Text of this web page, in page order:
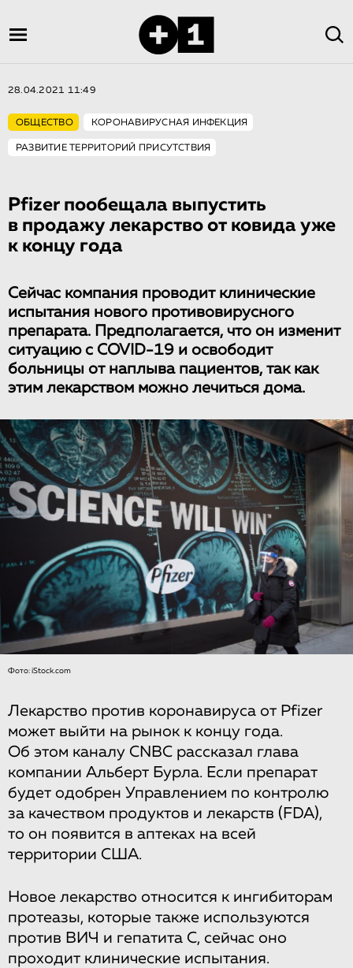
28.04.2021 11:49
ОБЩЕСТВО КОРОНАВИРУСНАЯ ИНФЕКЦИЯ
РАЗВИТИЕ ТЕРРИТОРИЙ ПРИСУТСТВИЯ
Pfizer пообещала выпустить
в продажу лекарство от ковида уже
к концу года
Сейчас компания проводит клинические
испытания нового противовирусного
препарата. Предполагается, что он изменит
ситуацию с COVID-19 и освободит
больницы от наплыва пациентов, так как
этим лекарством можно лечиться дома.
Фото: iStock.com
Лекарство против коронавируса от Pfizer
может выйти на рынок к концу года.
Об этом каналу CNBC рассказал глава
компании Альберт Бурла. Если препарат
будет одобрен Управлением по контролю
за качеством продуктов и лекарств (FDA),
то он появится в аптеках на всей
территории США.
Новое лекарство относится к ингибиторам
протеазы, которые также используются
против ВИЧ и гепатита С, сейчас оно
проходит клинические испытания.